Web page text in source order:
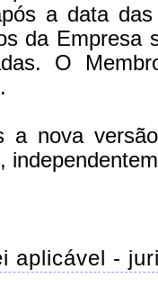
a data
da Empresa
O
a nova
aplicável -